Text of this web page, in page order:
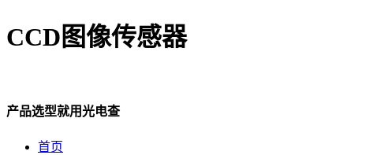
CCD图像传感器
产品选型就用光电查
首页